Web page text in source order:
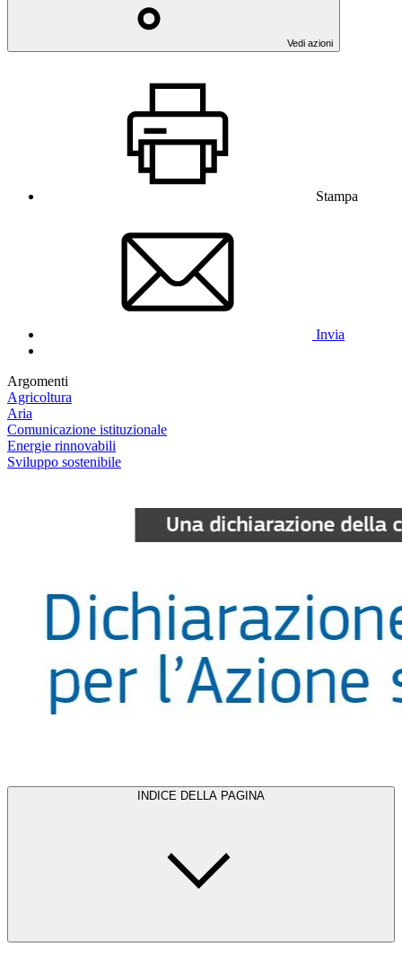
Vedi azioni
Stampa
Invia
Argomenti
Agricoltura
Aria
Comunicazione istituzionale
Energie rinnovabili
Sviluppo sostenibile
INDICE DELLA PAGINA